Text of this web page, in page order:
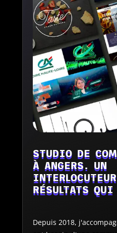
STUDIO DE
À ANGERS. UN
RÉSULTATS
Depuis 2018,